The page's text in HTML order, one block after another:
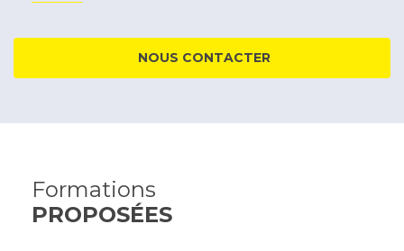
NOUS CONTACTER
Formations
PROPOSÉES